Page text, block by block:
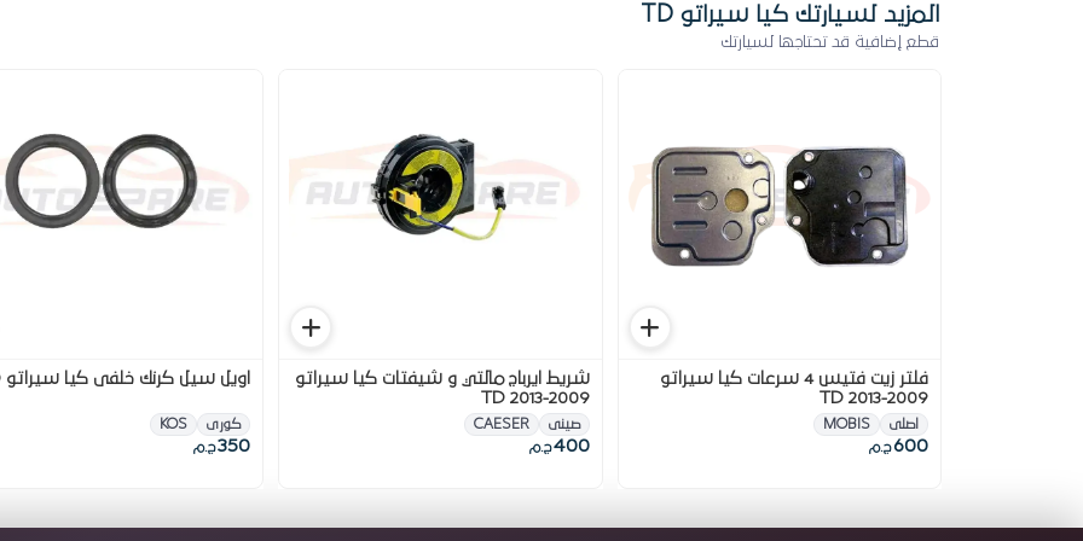
المزيد لسيارتك كيا سيراتو TD
قطع إضافية قد تحتاجها لسيارتك
فلتر زيت فتيس 4 سرعات كيا سيراتو
2009-2013 TD
اصلى MOBIS
600ج.م
شريط ايرباج مالتي و شيفتات كيا سيراتو
2009-2013 TD
صينى CAESER
400 ج.م
اويل سيل كرنك خلفى كيا سيراتو TD
كورى KOS
350ج.م